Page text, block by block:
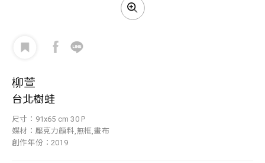
柳萱
台北樹蛙
尺寸：91x65 cm 30 P
媒材：壓克力顏料,無框,畫布
創作年份：2019